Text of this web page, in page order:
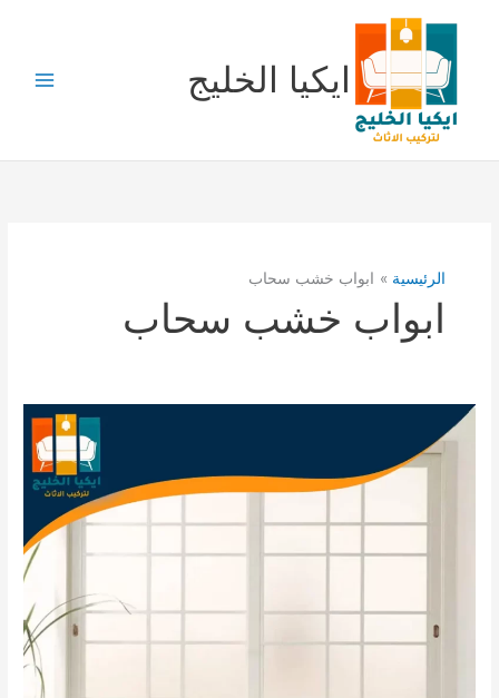
المحتوى
ايكيا الخليج
الرئيسية ابواب خشب سحاب
ابواب خشب سحاب